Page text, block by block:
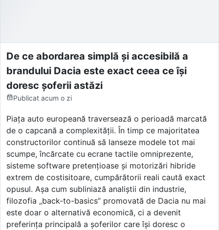
De ce abordarea simplă și accesibilă a
brandului Dacia este exact ceea ce își
doresc șoferii astăzi
Publicat acum o zi
Piața auto europeană traversează o perioadă marcată
de o capcană a complexității. În timp ce majoritatea
constructorilor continuă să lanseze modele tot mai
scumpe, încărcate cu ecrane tactile omniprezente,
sisteme software pretențioase și motorizări hibride
extrem de costisitoare, cumpărătorii reali caută exact
opusul. Așa cum subliniază analiștii din industrie,
filozofia „back-to-basics” promovată de Dacia nu mai
este doar o alternativă economică, ci a devenit
preferința principală a șoferilor care își doresc o